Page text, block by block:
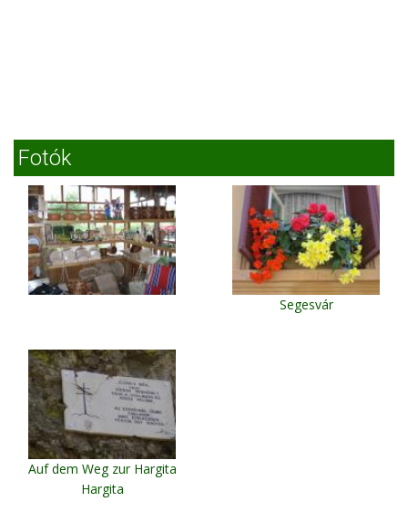
Fotók
Segesvár
Auf dem Weg zur Hargita
Hargita